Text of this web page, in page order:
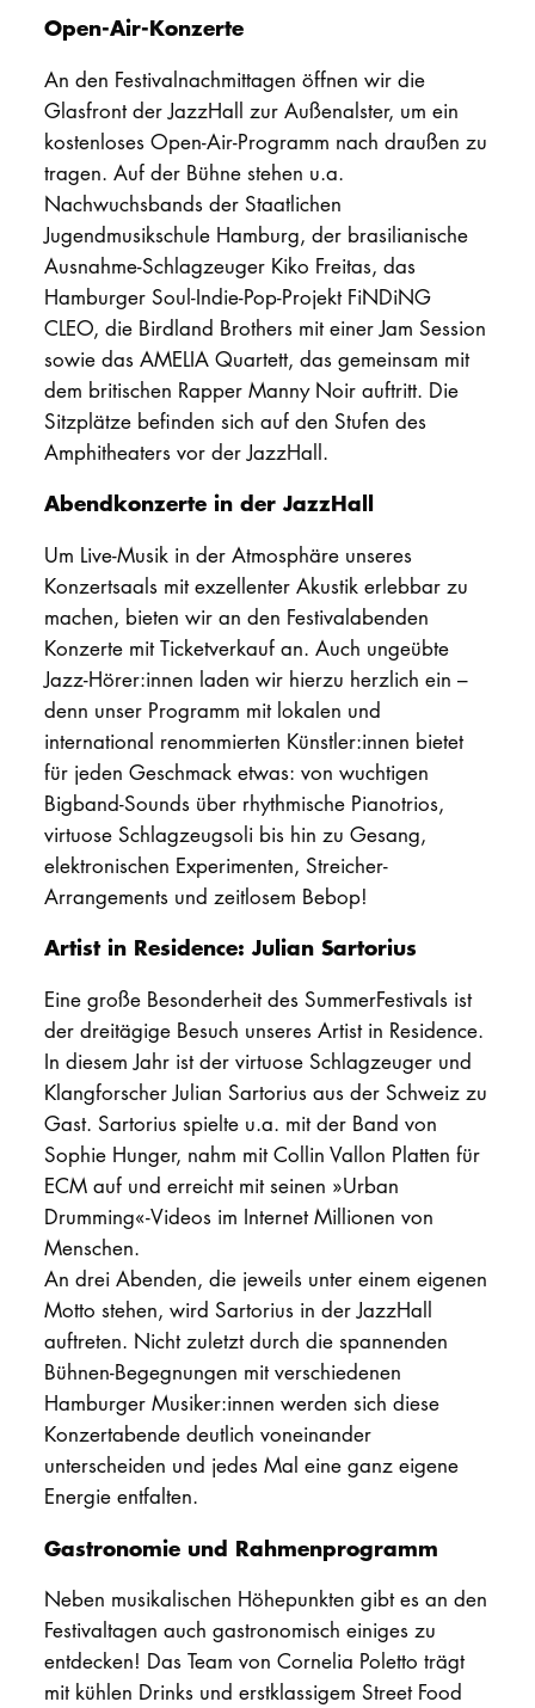
Open-Air-Konzerte
An den Festivalnachmittagen öffnen wir die
Glasfront der JazzHall zur Außenalster, um ein
kostenloses Open-Air-Programm nach draußen zu
tragen. Auf der Bühne stehen u.a.
Nachwuchsbands der Staatlichen
Jugendmusikschule Hamburg, der brasilianische
Ausnahme-Schlagzeuger Kiko Freitas, das
Hamburger Soul-Indie-Pop-Projekt FiNDiNG
CLEO, die Birdland Brothers mit einer Jam Session
sowie das AMELIA Quartett, das gemeinsam mit
dem britischen Rapper Manny Noir auftritt. Die
Sitzplätze befinden sich auf den Stufen des
Amphitheaters vor der JazzHall.
Abendkonzerte in der JazzHall
Um Live-Musik in der Atmosphäre unseres
Konzertsaals mit exzellenter Akustik erlebbar zu
machen, bieten wir an den Festivalabenden
Konzerte mit Ticketverkauf an. Auch ungeübte
Jazz-Hörer:innen laden wir hierzu herzlich ein –
denn unser Programm mit lokalen und
international renommierten Künstler:innen bietet
für jeden Geschmack etwas: von wuchtigen
Bigband-Sounds über rhythmische Pianotrios,
virtuose Schlagzeugsoli bis hin zu Gesang,
elektronischen Experimenten, Streicher-
Arrangements und zeitlosem Bebop!
Artist in Residence: Julian Sartorius
Eine große Besonderheit des SummerFestivals ist
der dreitägige Besuch unseres Artist in Residence.
In diesem Jahr ist der virtuose Schlagzeuger und
Klangforscher Julian Sartorius aus der Schweiz zu
Gast. Sartorius spielte u.a. mit der Band von
Sophie Hunger, nahm mit Collin Vallon Platten für
ECM auf und erreicht mit seinen »Urban
Drumming«-Videos im Internet Millionen von
Menschen.
An drei Abenden, die jeweils unter einem eigenen
Motto stehen, wird Sartorius in der JazzHall
auftreten. Nicht zuletzt durch die spannenden
Bühnen-Begegnungen mit verschiedenen
Hamburger Musiker:innen werden sich diese
Konzertabende deutlich voneinander
unterscheiden und jedes Mal eine ganz eigene
Energie entfalten.
Gastronomie und Rahmenprogramm
Neben musikalischen Höhepunkten gibt es an den
Festivaltagen auch gastronomisch einiges zu
entdecken! Das Team von Cornelia Poletto trägt
mit kühlen Drinks und erstklassigem Street Food